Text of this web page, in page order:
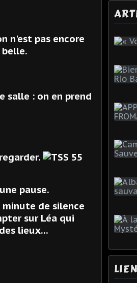
n'est pas encore
salle : on en prend
pause.
de silence
sur Léa qui
lieux...